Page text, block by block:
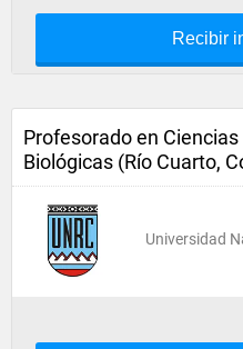
Recibir
Profesorado en Ciencias
Biológicas (Río Cuarto,
Universidad